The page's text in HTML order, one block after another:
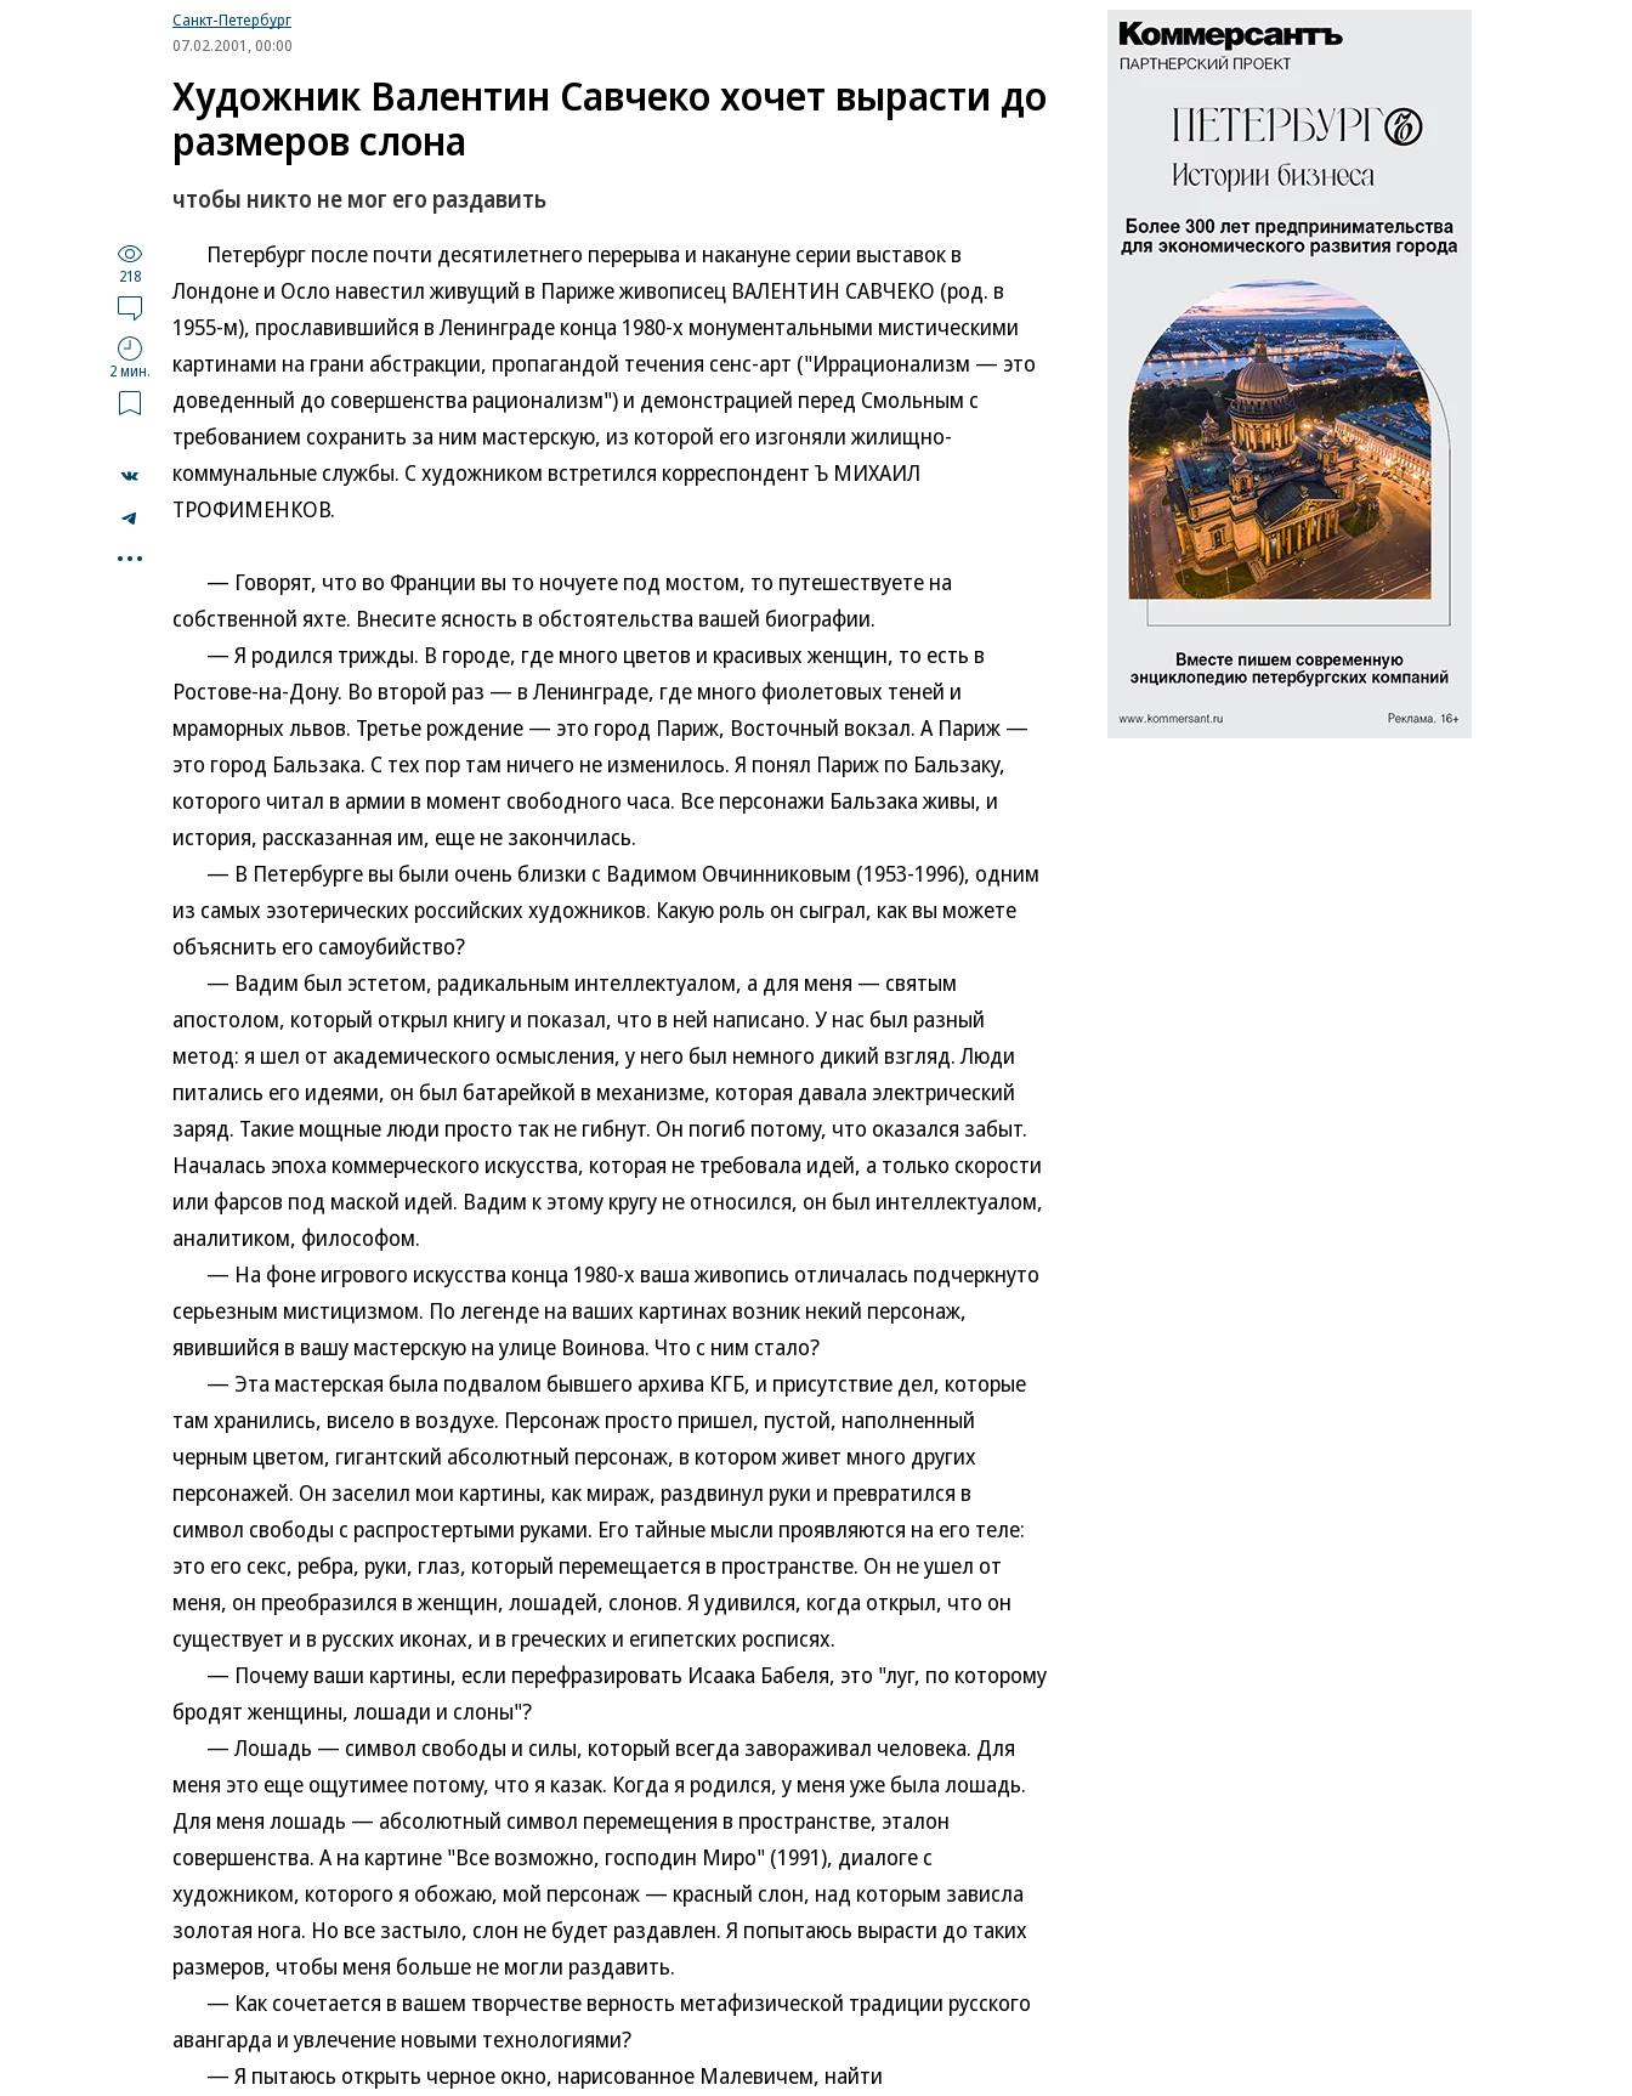
Санкт-Петербург
07.02.2001, 00:00
Художник Валентин Савчеко хочет вырасти до
размеров слона
чтобы никто не мог его раздавить
218
2 мин.
...
Петербург после почти десятилетнего перерыва и накануне серии выставок в
Лондоне и Осло навестил живущий в Париже живописец ВАЛЕНТИН САВЧЕКО (род. в
1955-м), прославившийся в Ленинграде конца 1980-х монументальными мистическими
картинами на грани абстракции, пропагандой течения сенс-арт ("Иррационализм — это
доведенный до совершенства рационализм") и демонстрацией перед Смольным с
требованием сохранить за ним мастерскую, из которой его изгоняли жилищно-
коммунальные службы. С художником встретился корреспондент Ъ МИХАИЛ
ТРОФИМЕНКОВ.
— Говорят, что во Франции вы то ночуете под мостом, то путешествуете на
собственной яхте. Внесите ясность в обстоятельства вашей биографии.
— Я родился трижды. В городе, где много цветов и красивых женщин, то есть в
Ростове-на-Дону. Во второй раз — в Ленинграде, где много фиолетовых теней и
мраморных львов. Третье рождение — это город Париж, Восточный вокзал. А Париж —
это город Бальзака. С тех пор там ничего не изменилось. Я понял Париж по Бальзаку,
которого читал в армии в момент свободного часа. Все персонажи Бальзака живы, и
история, рассказанная им, еще не закончилась.
— В Петербурге вы были очень близки с Вадимом Овчинниковым (1953-1996), одним
из самых эзотерических российских художников. Какую роль он сыграл, как вы можете
объяснить его самоубийство?
— Вадим был эстетом, радикальным интеллектуалом, а для меня — святым
апостолом, который открыл книгу и показал, что в ней написано. У нас был разный
метод: я шел от академического осмысления, у него был немного дикий взгляд. Люди
питались его идеями, он был батарейкой в механизме, которая давала электрический
заряд. Такие мощные люди просто так не гибнут. Он погиб потому, что оказался забыт.
Началась эпоха коммерческого искусства, которая не требовала идей, а только скорости
или фарсов под маской идей. Вадим к этому кругу не относился, он был интеллектуалом,
аналитиком, философом.
— На фоне игрового искусства конца 1980-х ваша живопись отличалась подчеркнуто
серьезным мистицизмом. По легенде на ваших картинах возник некий персонаж,
явившийся в вашу мастерскую на улице Воинова. Что с ним стало?
— Эта мастерская была подвалом бывшего архива КГБ, и присутствие дел, которые
там хранились, висело в воздухе. Персонаж просто пришел, пустой, наполненный
черным цветом, гигантский абсолютный персонаж, в котором живет много других
персонажей. Он заселил мои картины, как мираж, раздвинул руки и превратился в
символ свободы с распростертыми руками. Его тайные мысли проявляются на его теле:
это его секс, ребра, руки, глаз, который перемещается в пространстве. Он не ушел от
меня, он преобразился в женщин, лошадей, слонов. Я удивился, когда открыл, что он
существует и в русских иконах, и в греческих и египетских росписях.
— Почему ваши картины, если перефразировать Исаака Бабеля, это "луг, по которому
бродят женщины, лошади и слоны"?
— Лошадь — символ свободы и силы, который всегда завораживал человека. Для
меня это еще ощутимее потому, что я казак. Когда я родился, у меня уже была лошадь.
Для меня лошадь — абсолютный символ перемещения в пространстве, эталон
совершенства. А на картине "Все возможно, господин Миро" (1991), диалоге с
художником, которого я обожаю, мой персонаж — красный слон, над которым зависла
золотая нога. Но все застыло, слон не будет раздавлен. Я попытаюсь вырасти до таких
размеров, чтобы меня больше не могли раздавить.
— Как сочетается в вашем творчестве верность метафизической традиции русского
авангарда и увлечение новыми технологиями?
— Я пытаюсь открыть черное окно, нарисованное Малевичем, найти